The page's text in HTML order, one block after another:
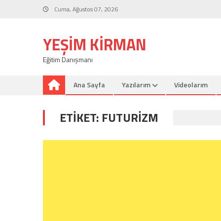
Cuma, Ağustos 07, 2026
YEŞIM KIRMAN
Eğitim Danışmanı
Ana Sayfa Yazılarım Videolarım
ETIKET: FUTURIZM